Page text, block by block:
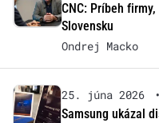
CNC: Príbeh
Slovensku
Ondrej Macko
25. júna 2026 •
Samsung ukázal